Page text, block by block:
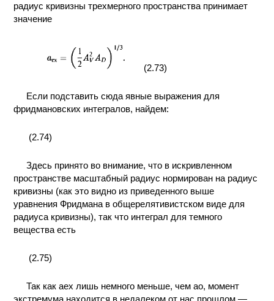
радиус кривизны трехмерного пространства принимает
значение
(2.73)
Если подставить сюда явные выражения для
фридмановских интегралов, найдем:
(2.74)
Здесь принято во внимание, что в искривленном
пространстве масштабный радиус нормирован на радиус
кривизны (как это видно из приведенного выше
уравнения Фридмана в общерелятивистском виде для
радиуса кривизны), так что интеграл для темного
вещества есть
(2.75)
Так как аех лишь немного меньше, чем ао, момент
экстремума находится в недалеком от нас прошлом —